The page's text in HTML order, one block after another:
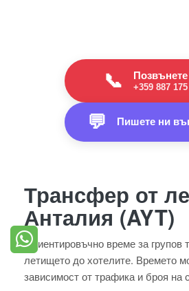
📞 +359 887
💬 Пишете ни
Трансфер от
Анталия (AYT)
Ориентировъчно време за групов
летището до хотелите. Времето
зависимост от трафика и броя на